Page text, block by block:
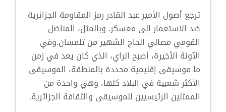
ترجع أصول الأمير عبد القادر رمز المقاومة الجزائرية
ضد الاستعمار إلى معسكر. وبالمثل، المناضل
القومي مصالي الحاج الشهير من تلمسان.وفي
الآونة الأخيرة، أصبح الراي، الذي كان يعد في زمن
ما موسيقى إقليمية محددة بالمنطقة، الموسيقى
الأكثر شعبية في البلاد كلها، وهي واحدة من
الممثلين الرئيسيين للموسيقى والثقافة الجزائرية.